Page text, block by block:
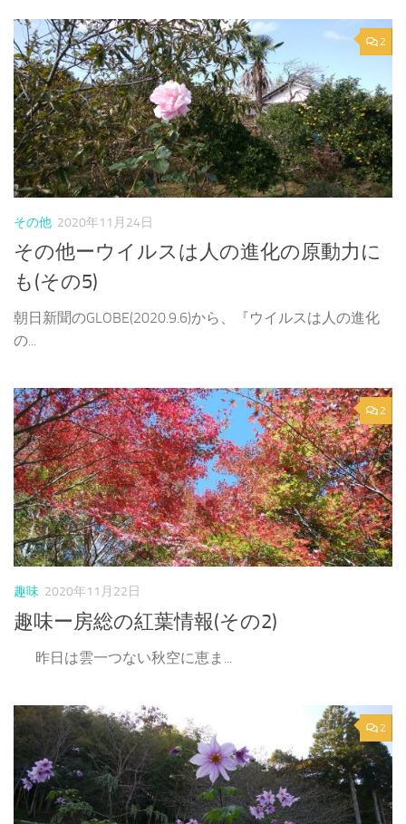
2
その他 2020年11月24日
その他ーウイルスは人の進化の原動力に
も(その5)
朝日新聞のGLOBE(2020.9.6)から、『ウイルスは人の進化
の...
2
趣味 2020年11月22日
趣味ー房総の紅葉情報(その2)
昨日は雲一つない秋空に恵ま...
2